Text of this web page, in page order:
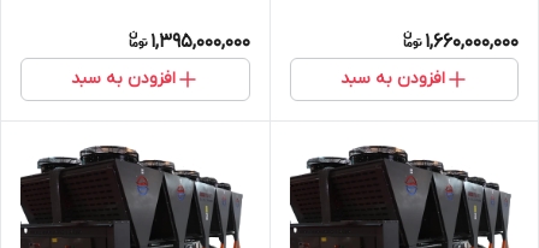
1,660,000,000
افزودن به سبد
1,395,000,000
افزودن به سبد